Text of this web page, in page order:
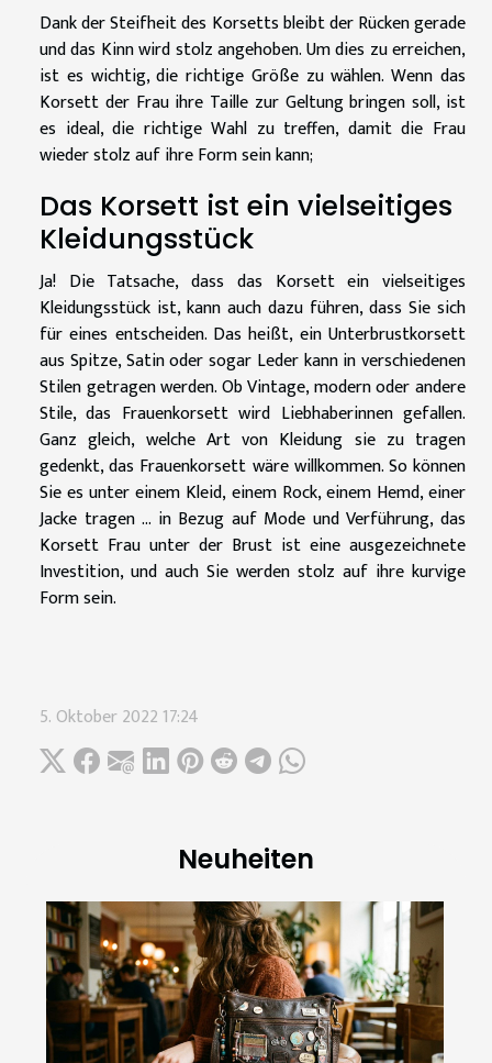
Neuheiten
Dank der Steifheit des Korsetts bleibt der Rücken gerade
und das Kinn wird stolz angehoben. Um dies zu erreichen,
ist es wichtig, die richtige Größe zu wählen. Wenn das
Korsett der Frau ihre Taille zur Geltung bringen soll, ist
es ideal, die richtige Wahl zu treffen, damit die Frau
wieder stolz auf ihre Form sein kann;
Das Korsett ist ein vielseitiges
Kleidungsstück
Ja! Die Tatsache, dass das Korsett ein vielseitiges
Kleidungsstück ist, kann auch dazu führen, dass Sie sich
für eines entscheiden. Das heißt, ein Unterbrustkorsett
aus Spitze, Satin oder sogar Leder kann in verschiedenen
Stilen getragen werden. Ob Vintage, modern oder andere
Stile, das Frauenkorsett wird Liebhaberinnen gefallen.
Ganz gleich, welche Art von Kleidung sie zu tragen
gedenkt, das Frauenkorsett wäre willkommen. So können
Sie es unter einem Kleid, einem Rock, einem Hemd, einer
Jacke tragen … in Bezug auf Mode und Verführung, das
Korsett Frau unter der Brust ist eine ausgezeichnete
Investition, und auch Sie werden stolz auf ihre kurvige
Form sein.
5. Oktober 2022 17:24